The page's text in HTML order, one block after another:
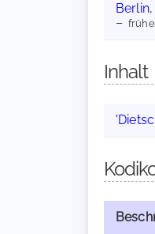
Berlin
Inhalt